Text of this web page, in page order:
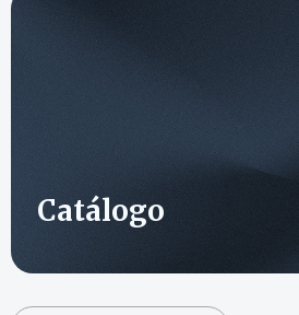
Catálogo